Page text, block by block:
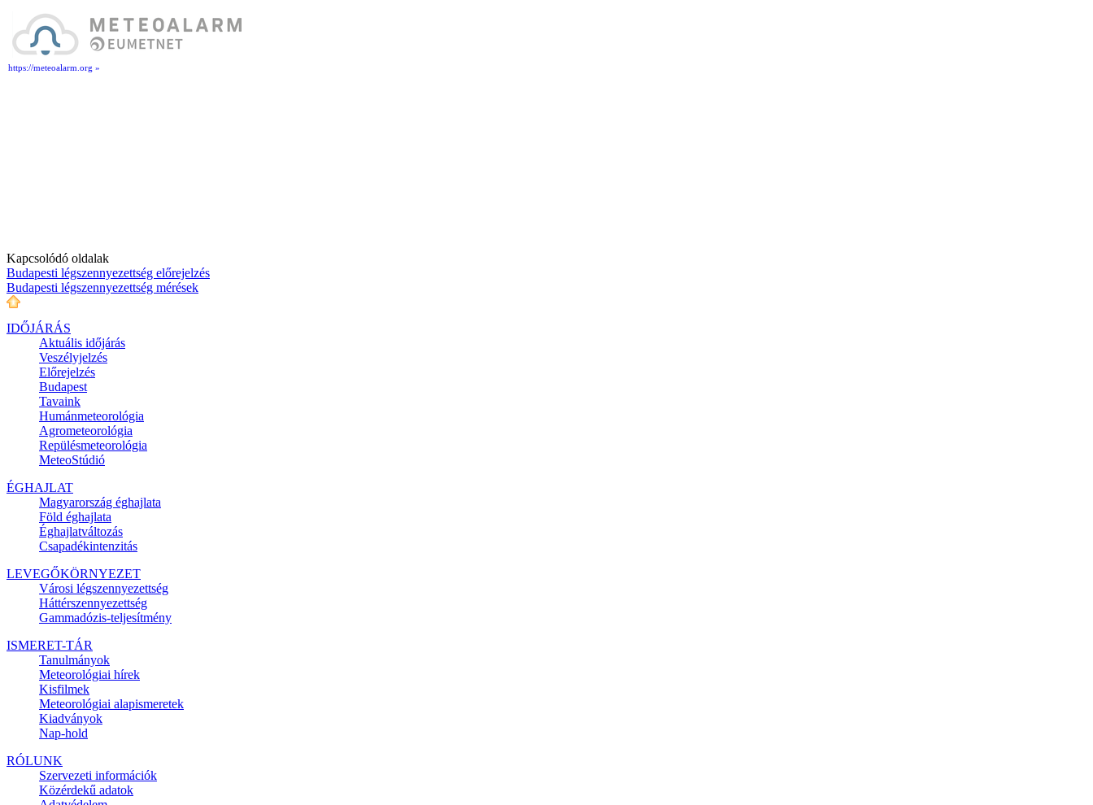
https://meteoalarm.org »
Kapcsolódó oldalak
Budapesti légszennyezettség előrejelzés
Budapesti légszennyezettség mérések
IDŐJÁRÁS
Aktuális időjárás
Veszélyjelzés
Előrejelzés
Budapest
Tavaink
Humánmeteorológia
Agrometeorológia
Repülésmeteorológia
MeteoStúdió
ÉGHAJLAT
Magyarország éghajlata
Föld éghajlata
Éghajlatváltozás
Csapadékintenzitás
LEVEGŐKÖRNYEZET
Városi légszennyezettség
Háttérszennyezettség
Gammadózis-teljesítmény
ISMERET-TÁR
Tanulmányok
Meteorológiai hírek
Kisfilmek
Meteorológiai alapismeretek
Kiadványok
Nap-hold
RÓLUNK
Szervezeti információk
Közérdekű adatok